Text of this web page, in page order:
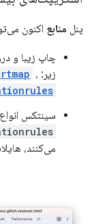
پنل منابع اکنون
چاپ زیبا و
زیر: ،
سینتکس
می‌کنند،